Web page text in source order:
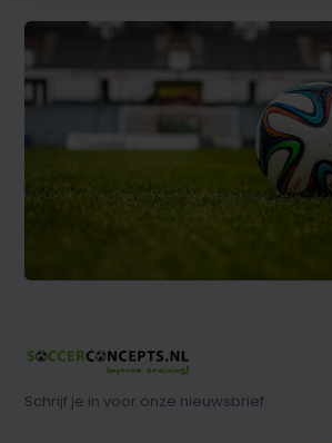
Schrijf je in voor onze nieuwsbrief